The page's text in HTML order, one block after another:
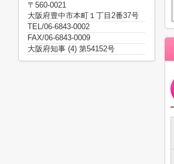
〒560-0021
大阪府豊中市本町１丁目2番37号
TEL/06-6843-0002
FAX/06-6843-0009
大阪府知事 (4) 第54152号